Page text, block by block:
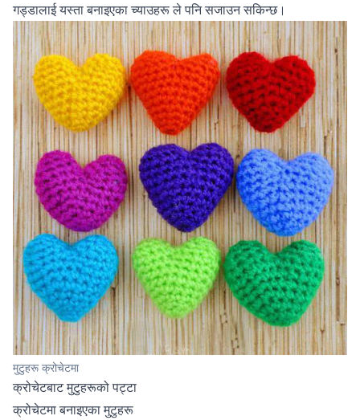
गड्‍डालाई यस्ताबनाइएका च्याउहरूले पनि सजाउन सकिन्छ।
मुटुहरू क्रोचेटमा
क्रोचेटबाट मुटुहरूको पट्टा
क्रोचेटमा बनाइएका मुटुहरू